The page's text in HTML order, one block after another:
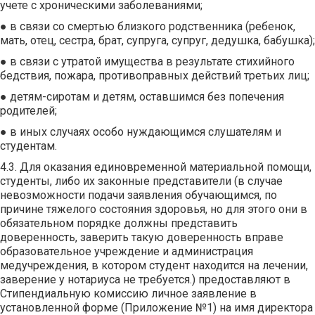
учете с хроническими заболеваниями;
● в связи со смертью близкого родственника (ребенок,
мать, отец, сестра, брат, супруга, супруг, дедушка, бабушка);
● в связи с утратой имущества в результате стихийного
бедствия, пожара, противоправных действий третьих лиц;
● детям-сиротам и детям, оставшимся без попечения
родителей;
● в иных случаях особо нуждающимся слушателям и
студентам.
4.3. Для оказания единовременной материальной помощи,
студенты, либо их законные представители (в случае
невозможности подачи заявления обучающимся, по
причине тяжелого состояния здоровья, но для этого они в
обязательном порядке должны представить
доверенность, заверить такую доверенность вправе
образовательное учреждение и администрация
медучреждения, в котором студент находится на лечении,
заверение у нотариуса не требуется.) предоставляют в
Стипендиальную комиссию личное заявление в
установленной форме (Приложение №1) на имя директора